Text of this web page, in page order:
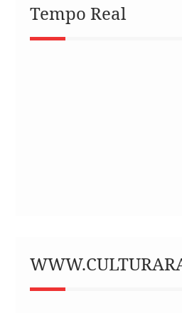
Tempo Real